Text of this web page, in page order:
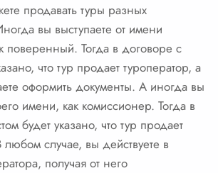
продавать туры разных
вы выступаете от имени
поверенный. Тогда в договоре с
что тур продает туроператор, а
оформить документы. А иногда вы
имени, как комиссионер. Тогда в
будет указано, что тур продает
любом случае, вы действуете в
получая от него